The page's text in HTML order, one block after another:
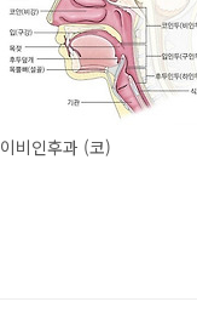
이비인후과 (코)